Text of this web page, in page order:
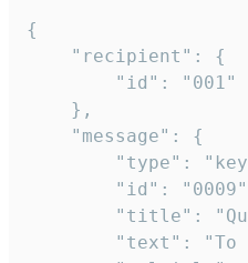
{